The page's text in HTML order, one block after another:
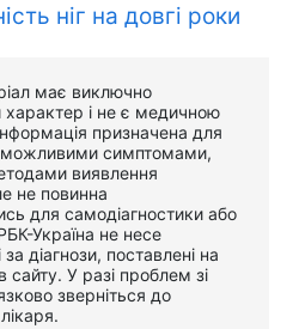
ніг на довгі роки
має виключно
характер і не є медичною
призначена для
можливими симптомами,
виявлення
не повинна
для самодіагностики або
Україна не несе
за діагнози, поставлені на
сайту. У разі проблем зі
зверніться до